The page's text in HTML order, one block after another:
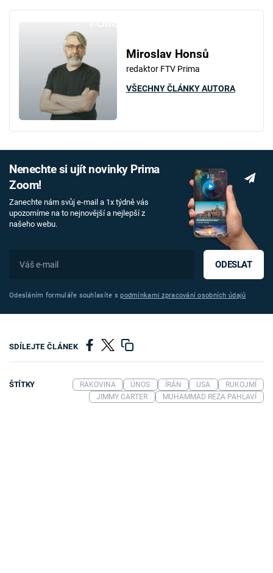
Miroslav Honsů
redaktor FTV Prima
VŠECHNY ČLÁNKY AUTORA
Nenechte si ujít novinky Prima
Zoom!
Zanechte nám svůj e-mail a 1x týdně vás
upozorníme na to nejnovější a nejlepší z
našeho webu.
ODESLAT
Odesláním formuláře souhlasíte spodmínkami zpracování osobních údajů
SDÍLEJTE ČLÁNEK
ŠTÍTKY RAKOVINA ÚNOS ÍRÁN USA
RUKOJMÍ
JIMMY CARTER
MUHAMMAD REZA PAHLAVÍ